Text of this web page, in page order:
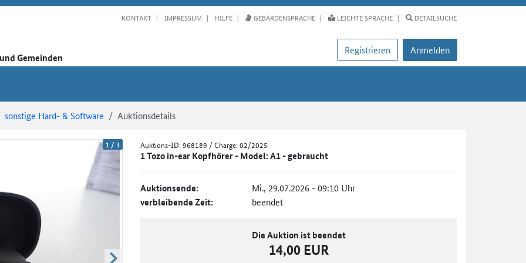
KONTAKT IMPRESSUM HILFE GEBÄRDENSPRACHE LEICHTE SPRACHE DETAILSUCHE
Gemeinden
Registrieren Anmelden
sonstige Hard- & Software Auktionsdetails
1 / 3 Auktions-ID:968189 / Charge: 02/2025
1 Tozo in-ear Kopfhörer - Model: A1 - gebraucht
Auktionsende: Mi., 29.07.2026 - 09:10 Uhr
verbleibende Zeit: beendet
Die Auktion ist beendet
14,00 EUR